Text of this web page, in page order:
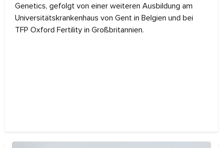
Genetics, gefolgt von einer weiteren Ausbildung am
Universitätskrankenhaus von Gent in Belgien und bei
TFP Oxford Fertility in Großbritannien.